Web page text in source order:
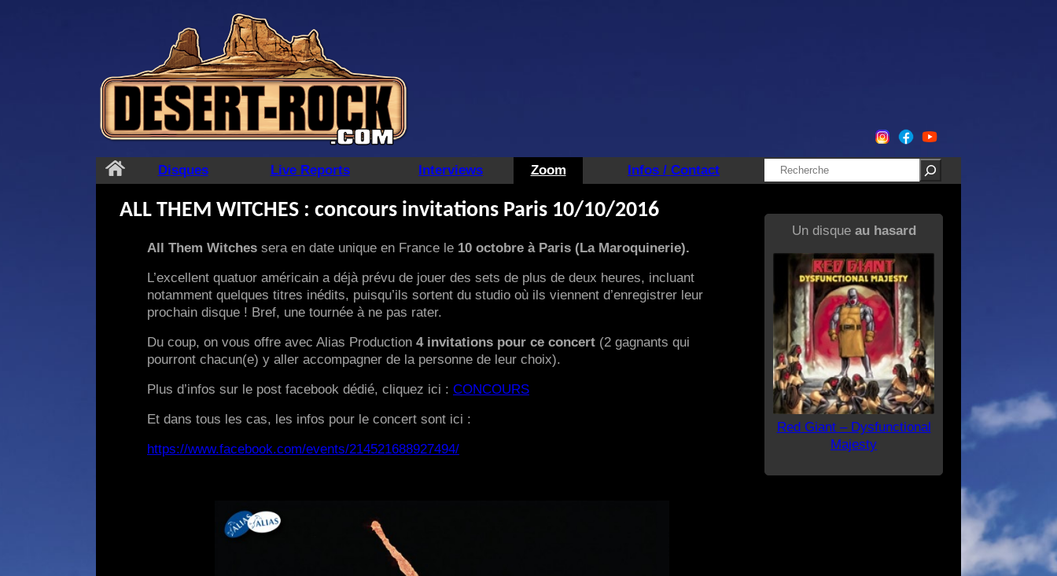
Disques Live Reports Interviews Zoom Infos / Contact Rechercher
ALL THEM WITCHES : concours invitations Paris 10/10/2016
All Them Witches sera en date unique en France le 10 octobre à Paris (La Maroquinerie).
L’excellent quatuor américain a déjà prévu de jouer des sets de plus de deux heures, incluant
notamment quelques titres inédits, puisqu’ils sortent du studio où ils viennent d’enregistrer leur
prochain disque ! Bref, une tournée à ne pas rater.
Du coup, on vous offre avec Alias Production 4 invitations pour ce concert (2 gagnants qui
pourront chacun(e) y aller accompagner de la personne de leur choix).
Plus d’infos sur le post facebook dédié, cliquez ici : CONCOURS
Et dans tous les cas, les infos pour le concert sont ici :
https://www.facebook.com/events/214521688927494/
Un disque au hasard
Red Giant – Dysfunctional
Majesty